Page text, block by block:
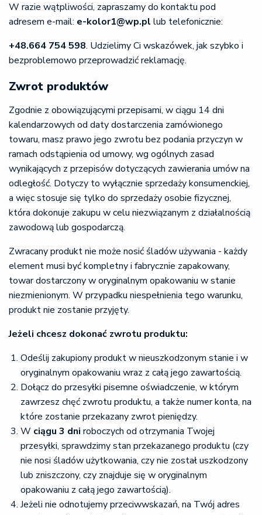
W razie wątpliwości, zapraszamy do kontaktu pod
adresem e-mail: e-kolor1@wp.pl lub telefonicznie:
+48.664 754 598. Udzielimy Ci wskazówek, jak szybko i
bezproblemowo przeprowadzić reklamację.
Zwrot produktów
Zgodnie z obowiązującymi przepisami, w ciągu 14 dni
kalendarzowych od daty dostarczenia zamówionego
towaru, masz prawo jego zwrotu bez podania przyczyn w
ramach odstąpienia od umowy, wg ogólnych zasad
wynikających z przepisów dotyczących zawierania umów na
odległość. Dotyczy to wyłącznie sprzedaży konsumenckiej,
a więc stosuje się tylko do sprzedaży osobie fizycznej,
która dokonuje zakupu w celu niezwiązanym z działalnością
zawodową lub gospodarczą.
Zwracany produkt nie może nosić śladów używania - każdy
element musi być kompletny i fabrycznie zapakowany,
towar dostarczony w oryginalnym opakowaniu w stanie
niezmienionym. W przypadku niespełnienia tego warunku,
produkt nie zostanie przyjęty.
Jeżeli chcesz dokonać zwrotu produktu:
Odeślij zakupiony produkt w nieuszkodzonym stanie i w
oryginalnym opakowaniu wraz z całą jego zawartością.
Dołącz do przesyłki pisemne oświadczenie, w którym
zawrzesz chęć zwrotu produktu, a także numer konta, na
które zostanie przekazany zwrot pieniędzy.
W ciągu 3 dni roboczych od otrzymania Twojej
przesyłki, sprawdzimy stan przekazanego produktu (czy
nie nosi śladów użytkowania, czy nie został uszkodzony
lub zniszczony, czy znajduje się w oryginalnym
opakowaniu z całą jego zawartością).
Jeżeli nie odnotujemy przeciwwskazań, na Twój adres